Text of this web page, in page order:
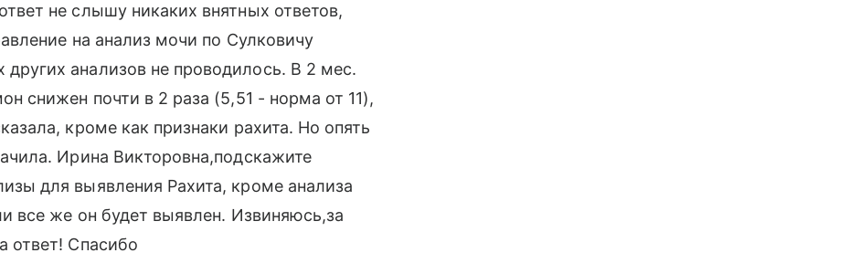
не слышу никаких внятных ответов,
на анализ мочи по Сулковичу
анализов не проводилось. В 2 мес.
снижен почти в 2 раза (5,51 - норма от 11),
кроме как признаки рахита. Но опять
Ирина Викторовна,подскажите
для выявления Рахита, кроме анализа
все же он будет выявлен. Извиняюсь,за
ответ! Спасибо